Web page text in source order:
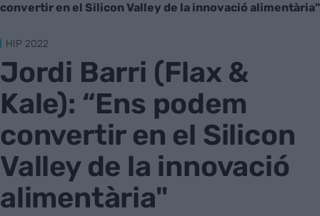
convertir en el Silicon Valley de la innovació alimentària"
HIP 2022
Jordi Barri (Flax &
Kale): “Ens podem
convertir en el Silicon
Valley de la innovació
alimentària"